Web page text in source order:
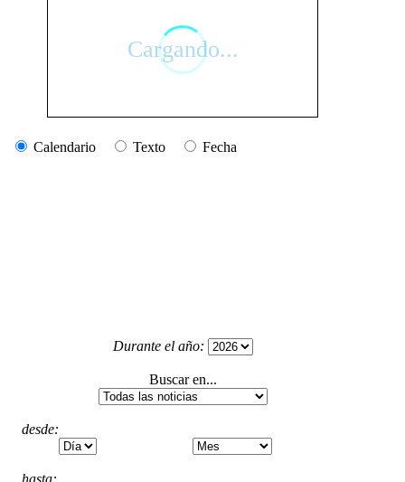
Calendario Texto Fecha
Durante el año:
Buscar en...
desde:
hasta: